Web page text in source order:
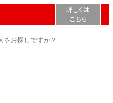
詳しくは
こちら